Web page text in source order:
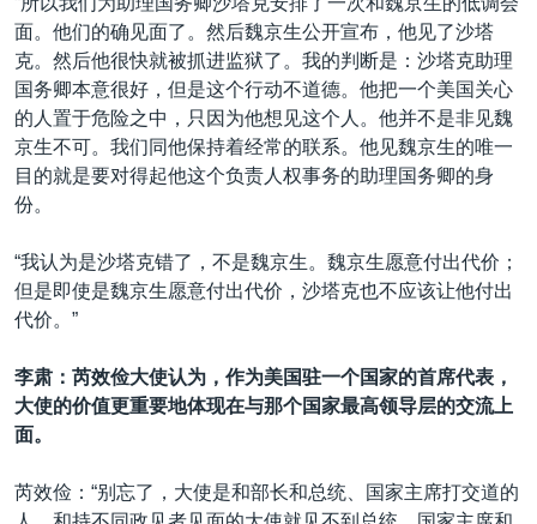
面。他们的确见面了。然后魏京生公开宣布，他见了沙塔
克。然后他很快就被抓进监狱了。我的判断是：沙塔克助理
国务卿本意很好，但是这个行动不道德。他把一个美国关心
的人置于危险之中，只因为他想见这个人。他并不是非见魏
京生不可。我们同他保持着经常的联系。他见魏京生的唯一
目的就是要对得起他这个负责人权事务的助理国务卿的身
份。
“我认为是沙塔克错了，不是魏京生。魏京生愿意付出代价；
但是即使是魏京生愿意付出代价，沙塔克也不应该让他付出
代价。”
李肃：芮效俭大使认为，作为美国驻一个国家的首席代表，
大使的价值更重要地体现在与那个国家最高领导层的交流上
面。
芮效俭：“别忘了，大使是和部长和总统、国家主席打交道的